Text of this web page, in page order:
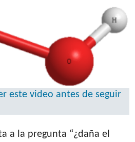
este video antes de seguir
a la pregunta “¿daña el